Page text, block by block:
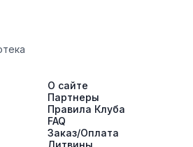
О сайте
Партнеры
Правила Клуба
FAQ
Заказ/Оплата